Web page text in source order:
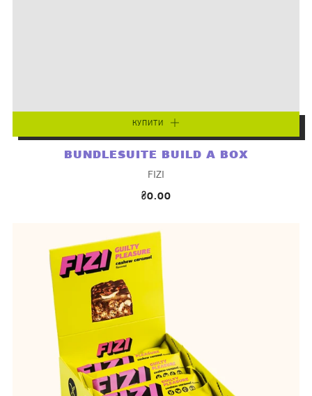
КУПИТИ
BUNDLESUITE BUILD A BOX
FIZI
₴0.00